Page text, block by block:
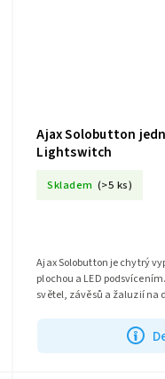
Ajax Solobutton
Lightswitch
Skladem (>5 ks)
Ajax Solobutton je chytrý
plochou a LED
světel, závěsů a žaluzií na